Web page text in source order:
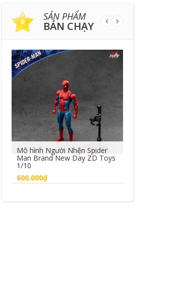
SẢN PHẨM
BÁN CHẠY
Mô hình T-Rex Breakout Set A
Jurassic Park Iron Studios
5.500.000₫